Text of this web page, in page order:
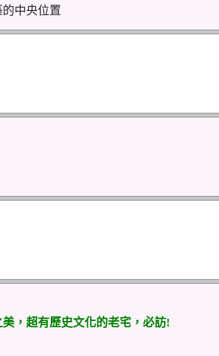
中央位置
，超有歷史文化的老宅，必訪!